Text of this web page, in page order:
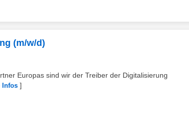
(m/w/d)
Europas sind wir der Treiber der Digitalisierung
Infos ]